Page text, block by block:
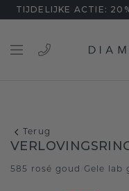
TIJDELIJKE ACTIE:
Terug
585 rosé goud Gele lab